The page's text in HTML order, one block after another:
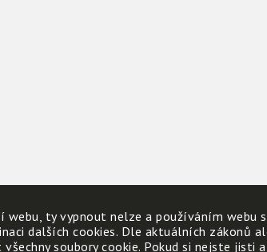
ty vypnout nelze a používáním webu
dalších cookies. Dle aktuálních zákonů
soubory cookie. Pokud si nejste jisti